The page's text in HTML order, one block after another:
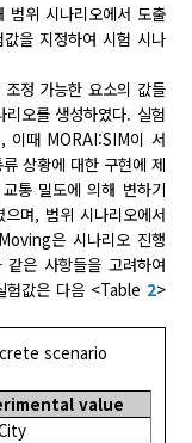
범위 시나리오에서 도출
을 지정하여 시험 시나
정 가능한 요소의 값들
오를 생성하였다. 실험
이때 MORAI:SIM이 서
상황에 대한 구현에 제
통 밀도에 의해 변하기
며, 범위 시나리오에서
은 시나리오 진행
같은 사항들을 고려하여
험값은 다음 <Table 2>
scenario
value